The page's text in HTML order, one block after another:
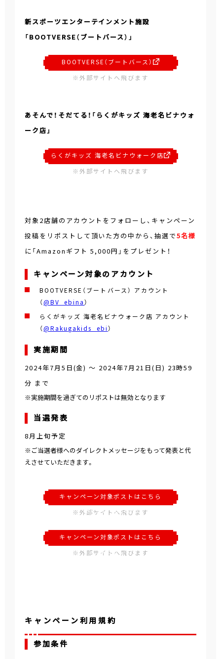
新スポーツエンターテインメント施設
「BOOTVERSE（ブートバース）」
BOOTVERSE（ブートバース）
※外部サイトへ飛びます
あそんで！そだてる！「らくがキッズ 海老名ビナウォ
ーク店」
らくがキッズ 海老名ビナウォーク店
※外部サイトへ飛びます
対象2店舗のアカウントをフォローし、キャンペーン
投稿をリポストして頂いた方の中から、抽選で5名様
に「Amazonギフト 5,000円」をプレゼント！
キャンペーン対象のアカウント
BOOTVERSE（ブートバース） アカウント
（@BV_ebina）
らくがキッズ 海老名ビナウォーク店 アカウント
（@Rakugakids_ebi）
実施期間
2024年7月5日(金) ～ 2024年7月21日(日) 23時59
分 まで
※実施期間を過ぎてのリポストは無効となります
当選発表
8月上旬予定
※ご当選者様へのダイレクトメッセージをもって発表と代
えさせていただきます。
キャンペーン対象ポストはこちら
（BOOTVERSE）
※外部サイトへ飛びます
キャンペーン対象ポストはこちら
（らくがキッズ 海老名ビナウォーク店）
※外部サイトへ飛びます
キャンペーン利用規約
参加条件